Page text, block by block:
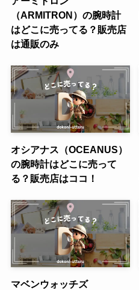
（ARMITRON）の腕時計
はどこに売ってる？販売店
は通販のみ
オシアナス（OCEANUS）
の腕時計はどこに売って
る？販売店はココ！
マベンウォッチズ